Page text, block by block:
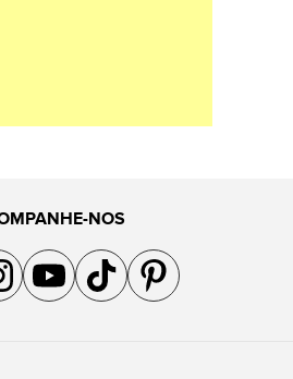
NOS
a gente no Facebook
a gente no Instagram
Acompanhe a gente no YouTube
Acompanhe a gente no TikTok
Acompanhe a gente no